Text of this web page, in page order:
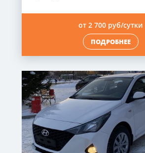
от 2 700 руб/сутки
ПОДРОБНЕЕ